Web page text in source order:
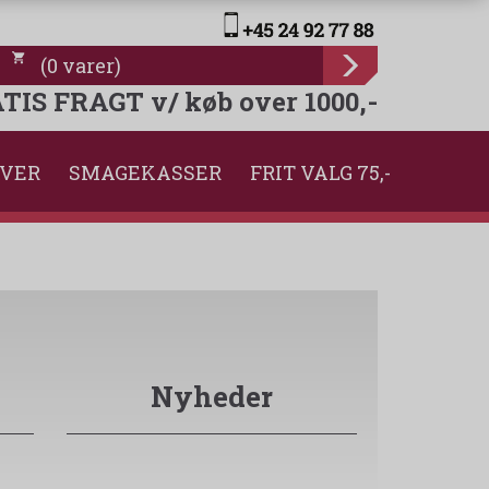
(0 varer)
FRAGT v/ køb over 1000,-
SMAGEKASSER FRIT VALG 75,-
Nyheder